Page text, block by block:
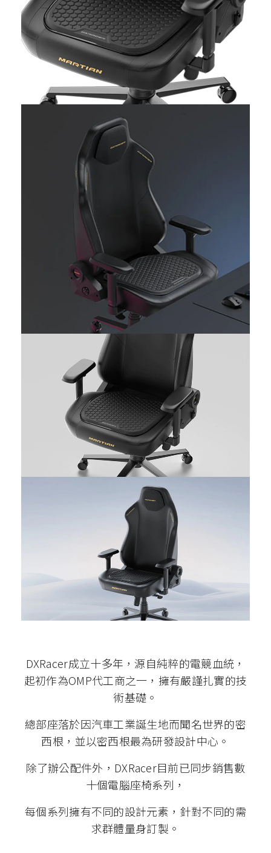
DXRacer成立十多年，源自純粹的電競血統，
起初作為OMP代工商之一，擁有嚴謹扎實的技
術基礎。
總部座落於因汽車工業誕生地而聞名世界的密
西根，並以密西根最為研發設計中心。
除了辦公配件外，DXRacer目前已同步銷售數
十個電腦座椅系列，
每個系列擁有不同的設計元素，針對不同的需
求群體量身訂製。